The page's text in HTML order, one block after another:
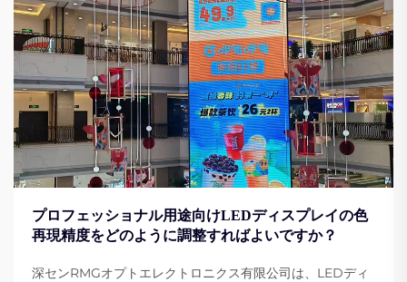
プロフェッショナル用途向けLEDディスプレイの色
再現精度をどのように調整すればよいですか？
深センRMGオプトエレクトロニクス有限公司は、LEDディ